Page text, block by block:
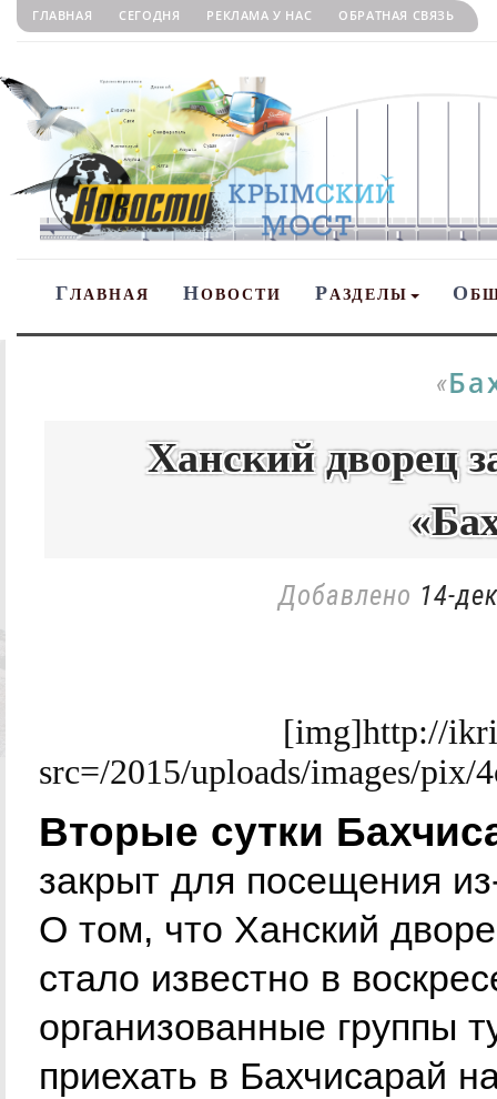
ГЛАВНАЯ СЕГОДНЯ РЕКЛАМА У НАС ОБРАТНАЯ СВЯЗЬ
ГЛАВНАЯ НОВОСТИ РАЗДЕЛЫ О
«
Ханский дворец
Добавлено 14-
[img]http://
src=/2015/uploads/images/
Вторые сутки
закрыт для посещения
О том, что Ханский
стало известно в
организованные группы
приехать в Бахчисарай